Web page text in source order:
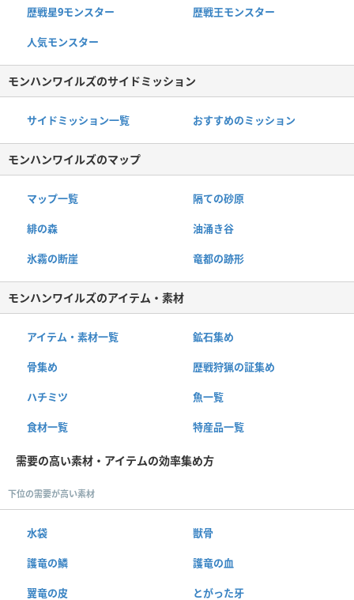
歴戦星9モンスター 歴戦王モンスター
人気モンスター
モンハンワイルズのサイドミッション
サイドミッション一覧 おすすめのミッション
モンハンワイルズのマップ
マップ一覧 隔ての砂原
緋の森 油涌き谷
氷霧の断崖 竜都の跡形
モンハンワイルズのアイテム・素材
アイテム・素材一覧 鉱石集め
骨集め 歴戦狩猟の証集め
ハチミツ 魚一覧
食材一覧 特産品一覧
需要の高い素材・アイテムの効率集め方
下位の需要が高い素材
水袋 獣骨
護竜の鱗 護竜の血
翼竜の皮 とがった牙